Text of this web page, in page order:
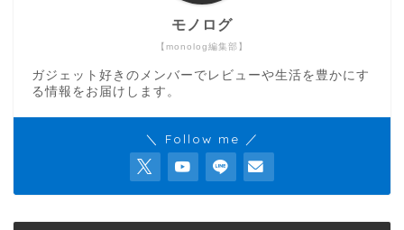
【monolog編集部】
モノログ
ガジェット好きのメンバーでレビューや生活を豊かにす
る情報をお届けします。
＼ Follow me ／